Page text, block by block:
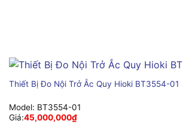
Thiết Bị Đo Nội Trở Ắc Quy Hioki BT3554-01
Model: BT3554-01
Giá:45,000,000₫